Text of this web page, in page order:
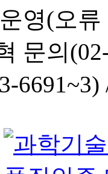
영(오류
문의
6691~3)